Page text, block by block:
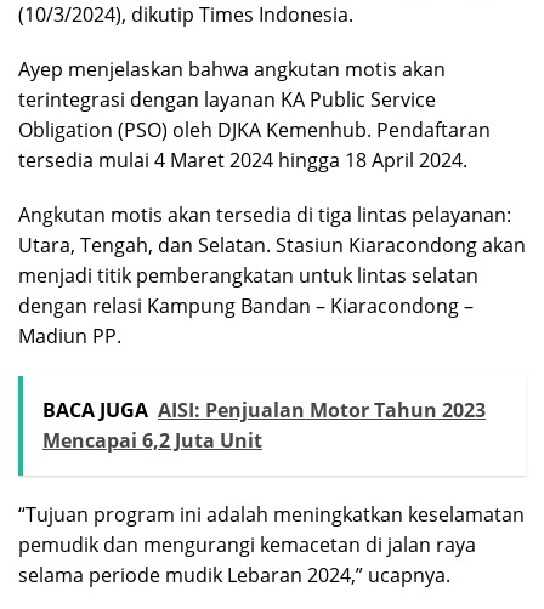
(10/3/2024), dikutip Times Indonesia.
Ayep menjelaskan bahwa angkutan motis akan
terintegrasi dengan layanan KA Public Service
Obligation (PSO) oleh DJKA Kemenhub. Pendaftaran
tersedia mulai 4 Maret 2024 hingga 18 April 2024.
Angkutan motis akan tersedia di tiga lintas pelayanan:
Utara, Tengah, dan Selatan. Stasiun Kiaracondong akan
menjadi titik pemberangkatan untuk lintas selatan
dengan relasi Kampung Bandan – Kiaracondong –
Madiun PP.
BACA JUGA AISI: Penjualan Motor Tahun 2023
Mencapai 6,2 Juta Unit
“Tujuan program ini adalah meningkatkan keselamatan
pemudik dan mengurangi kemacetan di jalan raya
selama periode mudik Lebaran 2024,” ucapnya.